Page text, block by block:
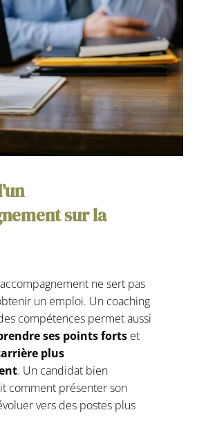
sur la
ne sert pas
un emploi. Un coaching
compétences permet aussi
ses points fortset
plus
. Un candidat bien
comment présenter son
vers des postes plus